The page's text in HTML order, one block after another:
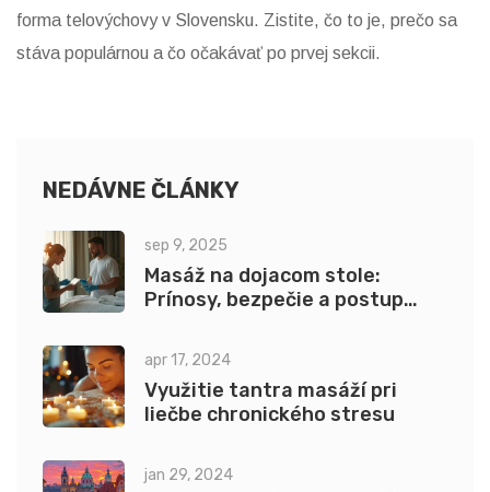
forma telovýchovy v Slovensku. Zistite, čo to je, prečo sa
stáva populárnou a čo očakávať po prvej sekcii.
NEDÁVNE ČLÁNKY
sep 9, 2025
Masáž na dojacom stole:
Prínosy, bezpečie a postup
apr 17, 2024
Využitie tantra masáží pri
liečbe chronického stresu
jan 29, 2024